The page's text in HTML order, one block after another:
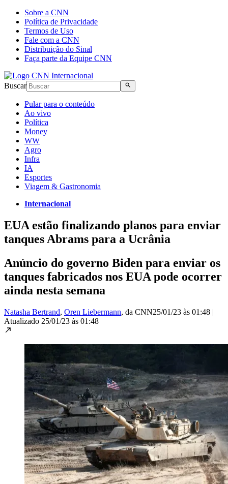
Sobre a CNN
Política de Privacidade
Termos de Uso
Fale com a CNN
Distribuição do Sinal
Faça parte da Equipe CNN
Buscar
Pular para o conteúdo
Ao vivo
Política
Money
WW
Agro
Infra
IA
Esportes
Viagem & Gastronomia
Internacional
EUA estão finalizando planos para enviar
tanques Abrams para a Ucrânia
Anúncio do governo Biden para enviar os
tanques fabricados nos EUA pode ocorrer
ainda nesta semana
Natasha Bertrand, Oren Liebermann, da CNN25/01/23 às 01:48 |
Atualizado 25/01/23 às 01:48